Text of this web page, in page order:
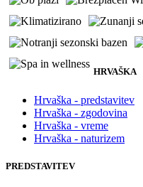
HRVAŠKA
Hrvaška - predstavitev
Hrvaška - zgodovina
Hrvaška - vreme
Hrvaška - naturizem
PREDSTAVITEV